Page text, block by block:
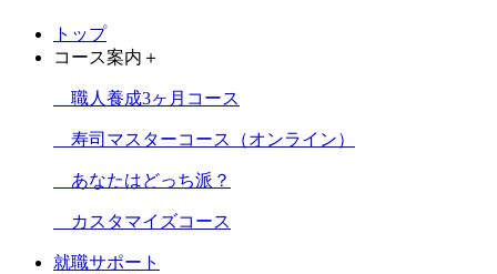
トップ
コース案内 ＋
職人養成3ヶ月コース
寿司マスターコース（オンライン）
あなたはどっち派？
カスタマイズコース
就職サポート